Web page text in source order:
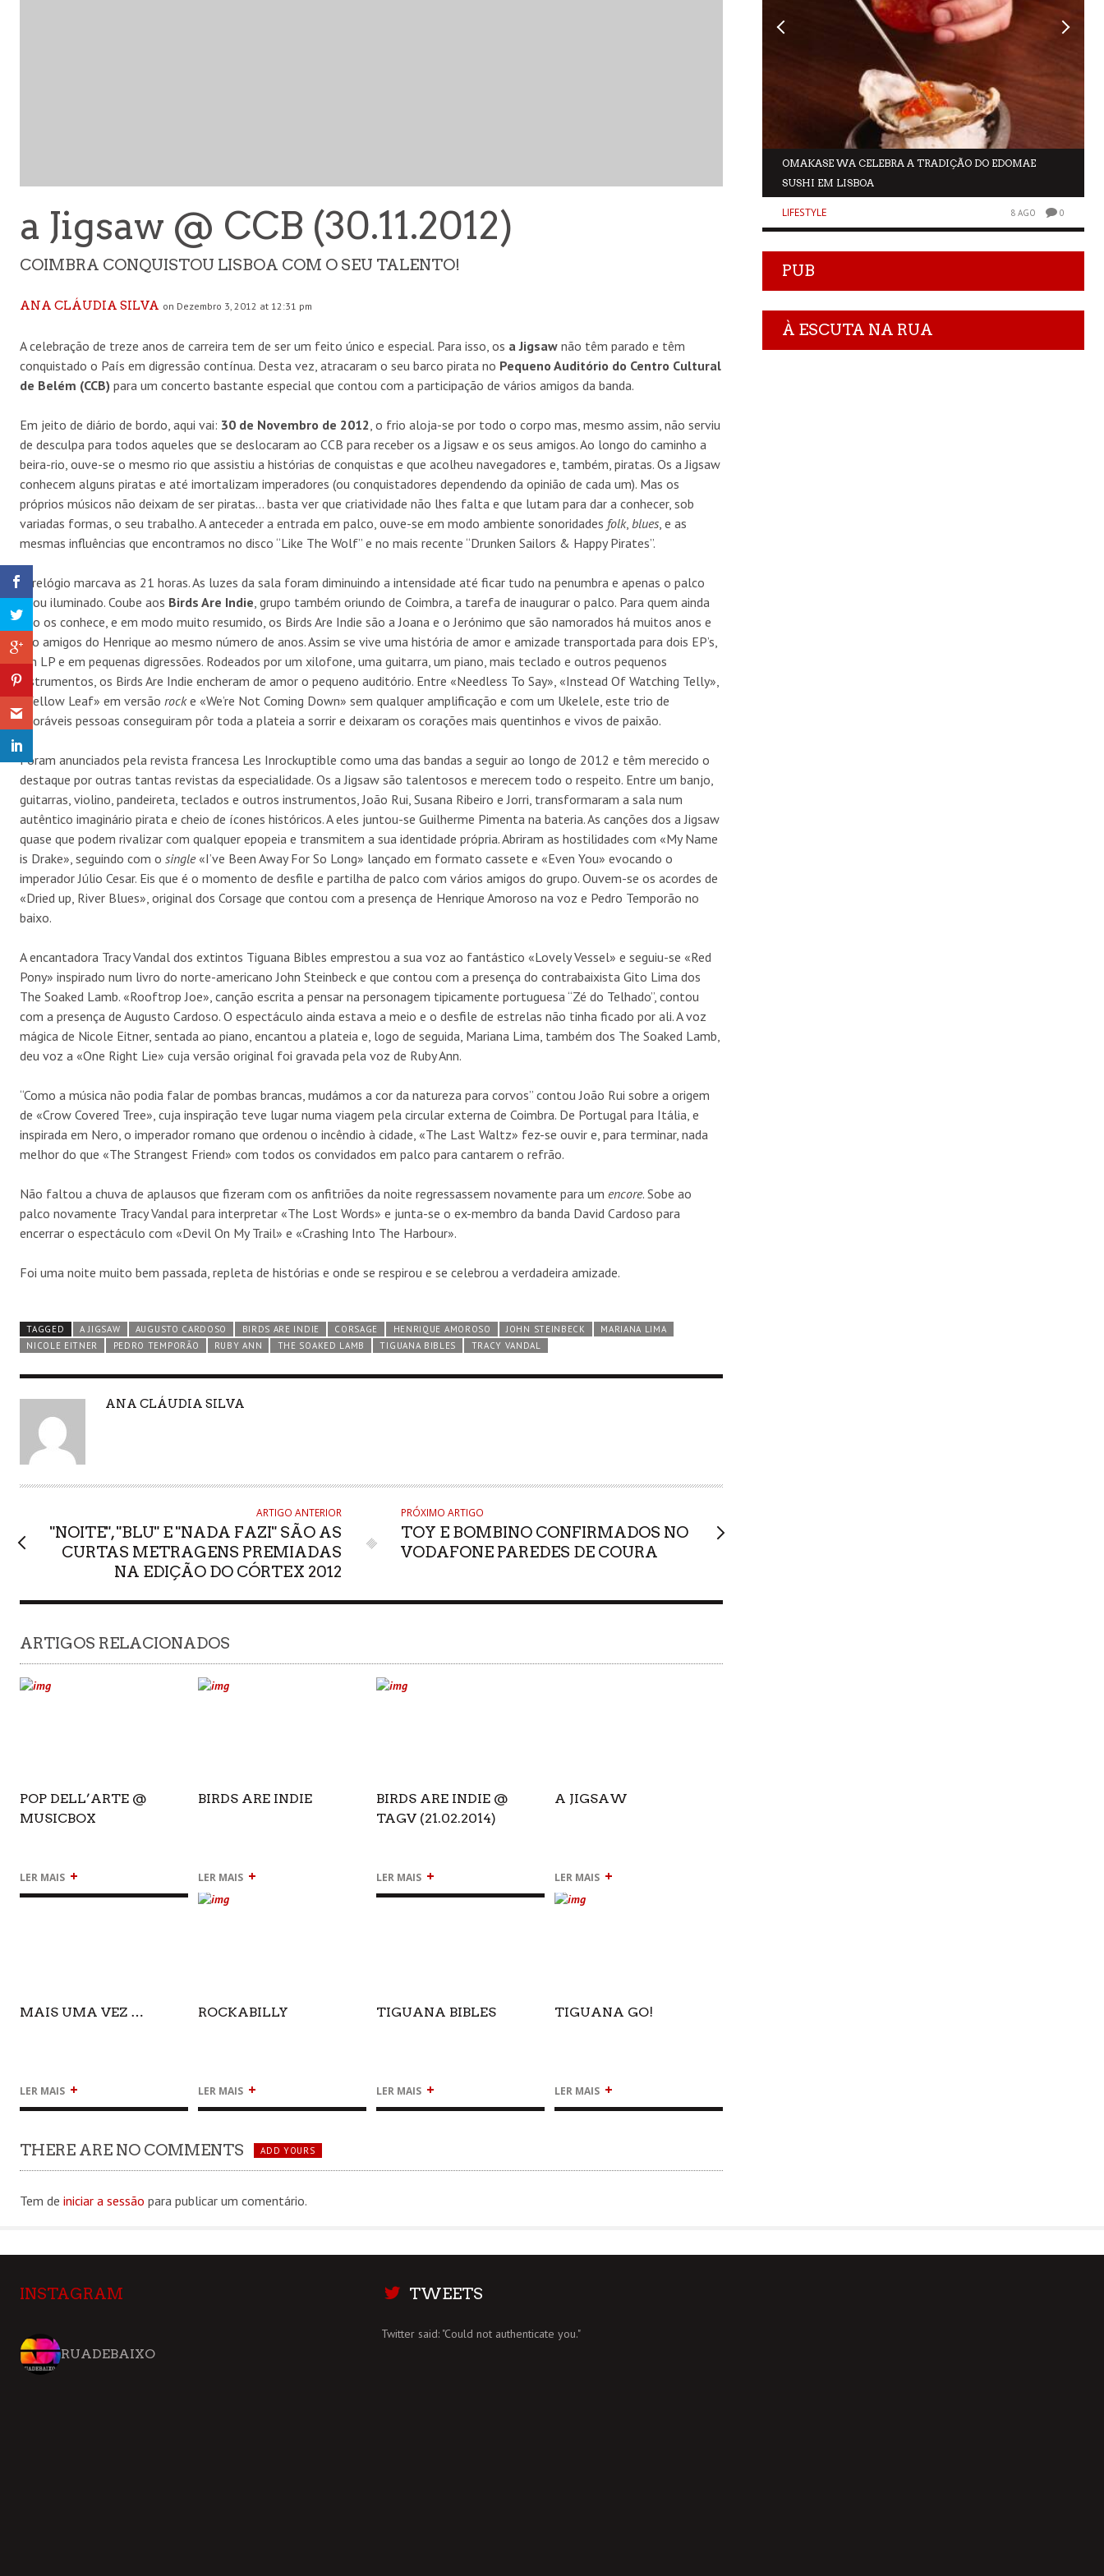
a Jigsaw @ CCB (30.11.2012)
COIMBRA CONQUISTOU LISBOA COM O SEU TALENTO!
ANA CLÁUDIA SILVA on Dezembro 3, 2012 at 12:31 pm
A celebração de treze anos de carreira tem de ser um feito único e especial. Para isso, os a Jigsaw não têm parado e têm
conquistado o País em digressão contínua. Desta vez, atracaram o seu barco pirata no Pequeno Auditório do Centro Cultural
de Belém (CCB) para um concerto bastante especial que contou com a participação de vários amigos da banda.
Em jeito de diário de bordo, aqui vai: 30 de Novembro de 2012 , o frio aloja-se por todo o corpo mas, mesmo assim, não serviu
de desculpa para todos aqueles que se deslocaram ao CCB para receber os a Jigsaw e os seus amigos. Ao longo do caminho a
beira-rio, ouve-se o mesmo rio que assistiu a histórias de conquistas e que acolheu navegadores e, também, piratas. Os a Jigsaw
conhecem alguns piratas e até imortalizam imperadores (ou conquistadores dependendo da opinião de cada um). Mas os
próprios músicos não deixam de ser piratas… basta ver que criatividade não lhes falta e que lutam para dar a conhecer, sob
variadas formas, o seu trabalho. A anteceder a entrada em palco, ouve-se em modo ambiente sonoridades folk, blues , e as
mesmas influências que encontramos no disco “Like The Wolf” e no mais recente “Drunken Sailors & Happy Pirates”.
O relógio marcava as 21 horas. As luzes da sala foram diminuindo a intensidade até ficar tudo na penumbra e apenas o palco
ficou iluminado. Coube aos Birds Are Indie , grupo também oriundo de Coimbra, a tarefa de inaugurar o palco. Para quem ainda
não os conhece, e em modo muito resumido, os Birds Are Indie são a Joana e o Jerónimo que são namorados há muitos anos e
são amigos do Henrique ao mesmo número de anos. Assim se vive uma história de amor e amizade transportada para dois EP’s,
um LP e em pequenas digressões. Rodeados por um xilofone, uma guitarra, um piano, mais teclado e outros pequenos
instrumentos, os Birds Are Indie encheram de amor o pequeno auditório. Entre «Needless To Say», «Instead Of Watching Telly»,
«Yellow Leaf» em versão rocke «We’re Not Coming Down» sem qualquer amplificação e com um Ukelele, este trio de
adoráveis pessoas conseguiram pôr toda a plateia a sorrir e deixaram os corações mais quentinhos e vivos de paixão.
Foram anunciados pela revista francesa Les Inrockuptible como uma das bandas a seguir ao longo de 2012 e têm merecido o
destaque por outras tantas revistas da especialidade. Os a Jigsaw são talentosos e merecem todo o respeito. Entre um banjo,
guitarras, violino, pandeireta, teclados e outros instrumentos, João Rui, Susana Ribeiro e Jorri, transformaram a sala num
autêntico imaginário pirata e cheio de ícones históricos. A eles juntou-se Guilherme Pimenta na bateria. As canções dos a Jigsaw
quase que podem rivalizar com qualquer epopeia e transmitem a sua identidade própria. Abriram as hostilidades com «My Name
is Drake», seguindo com o single«I’ve Been Away For So Long» lançado em formato cassete e «Even You» evocando o
imperador Júlio Cesar. Eis que é o momento de desfile e partilha de palco com vários amigos do grupo. Ouvem-se os acordes de
«Dried up, River Blues», original dos Corsage que contou com a presença de Henrique Amoroso na voz e Pedro Temporão no
baixo.
A encantadora Tracy Vandal dos extintos Tiguana Bibles emprestou a sua voz ao fantástico «Lovely Vessel» e seguiu-se «Red
Pony» inspirado num livro do norte-americano John Steinbeck e que contou com a presença do contrabaixista Gito Lima dos
The Soaked Lamb. «Rooftrop Joe», canção escrita a pensar na personagem tipicamente portuguesa “Zé do Telhado”, contou
com a presença de Augusto Cardoso. O espectáculo ainda estava a meio e o desfile de estrelas não tinha ficado por ali. A voz
mágica de Nicole Eitner, sentada ao piano, encantou a plateia e, logo de seguida, Mariana Lima, também dos The Soaked Lamb,
deu voz a «One Right Lie» cuja versão original foi gravada pela voz de Ruby Ann.
“Como a música não podia falar de pombas brancas, mudámos a cor da natureza para corvos” contou João Rui sobre a origem
de «Crow Covered Tree», cuja inspiração teve lugar numa viagem pela circular externa de Coimbra. De Portugal para Itália, e
inspirada em Nero, o imperador romano que ordenou o incêndio à cidade, «The Last Waltz» fez-se ouvir e, para terminar, nada
melhor do que «The Strangest Friend» com todos os convidados em palco para cantarem o refrão.
Não faltou a chuva de aplausos que fizeram com os anfitriões da noite regressassem novamente para um encore. Sobe ao
palco novamente Tracy Vandal para interpretar «The Lost Words» e junta-se o ex-membro da banda David Cardoso para
encerrar o espectáculo com «Devil On My Trail» e «Crashing Into The Harbour».
Foi uma noite muito bem passada, repleta de histórias e onde se respirou e se celebrou a verdadeira amizade.
TAGGED A JIGSAW AUGUSTO CARDOSO BIRDS ARE INDIE CORSAGE HENRIQUE AMOROSO JOHN STEINBECK
MARIANA LIMA
NICOLE EITNER
PEDRO TEMPORÃO RUBY ANN THE SOAKED LAMB TIGUANA BIBLES TRACY VANDAL
AUTHOR
ANA CLÁUDIA SILVA
ARTIGO ANTERIOR
"NOITE", "BLU" E "NADA FAZI" SÃO AS
CURTAS METRAGENS PREMIADAS
NA EDIÇÃO DO CÓRTEX 2012
PRÓXIMO ARTIGO
TOY E BOMBINO CONFIRMADOS NO
VODAFONE PAREDES DE COURA
ARTIGOS RELACIONADOS
POP DELL’ARTE @
MUSICBOX
LER MAIS +
BIRDS ARE INDIE
LER MAIS +
BIRDS ARE INDIE @
TAGV (21.02.2014)
LER MAIS +
A JIGSAW
LER MAIS +
MAIS UMA VEZ …
LER MAIS +
ROCKABILLY
LER MAIS +
TIGUANA BIBLES
LER MAIS +
TIGUANA GO!
LER MAIS +
THERE ARE NO COMMENTS ADD YOURS
Tem de iniciar a sessão para publicar um comentário.
OMAKASE WA CELEBRA A TRADIÇÃO DO EDOMAE
SUSHI EM LISBOA
LIFESTYLE 8 AGO 0
CINEMA
PUB
À ESCUTA NA RUA
INSTAGRAM
RUADEBAIXO
TWEETS
Twitter said: "Could not authenticate you."